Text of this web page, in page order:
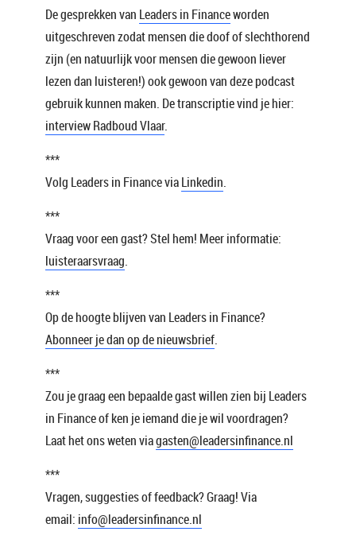
De gesprekken van Leaders in Financeworden
uitgeschreven zodat mensen die doof of slechthorend
zijn (en natuurlijk voor mensen die gewoon liever
lezen dan luisteren!) ook gewoon van deze podcast
gebruik kunnen maken. De transcriptie vind je hier:
interview Radboud Vlaar.
***
Volg Leaders in Finance viaLinkedin.
***
Vraag voor een gast? Stel hem! Meer informatie:
luisteraarsvraag.
***
Op de hoogte blijven van Leaders in Finance?
Abonneer je dan op de nieuwsbrief.
***
Zou je graag een bepaalde gast willen zien bij Leaders
in Finance of ken je iemand die je wil voordragen?
Laat het ons weten viagasten@leadersinfinance.nl
***
Vragen, suggesties of feedback? Graag! Via
email: info@leadersinfinance.nl